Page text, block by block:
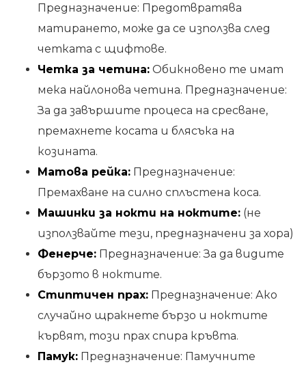
Предназначение: Предотвратява
матирането, може да се използва след
четката с щифтове.
Четка за четина: Обикновено те имат
мека найлонова четина. Предназначение:
За да завършите процеса на сресване,
премахнете косата и блясъка на
козината.
Матова рейка: Предназначение:
Премахване на силно сплъстена коса.
Машинки за нокти на ноктите: (не
използвайте тези, предназначени за хора)
Фенерче: Предназначение: За да видите
бързото в ноктите.
Стиптичен прах: Предназначение: Ако
случайно щракнете бързо и ноктите
кървят, този прах спира кръвта.
Памук: Предназначение: Памучните